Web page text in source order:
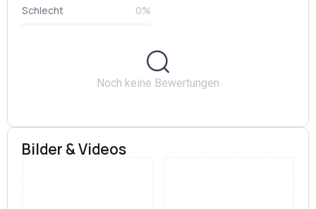
Schlecht 0%
Noch keine Bewertungen
Bilder & Videos